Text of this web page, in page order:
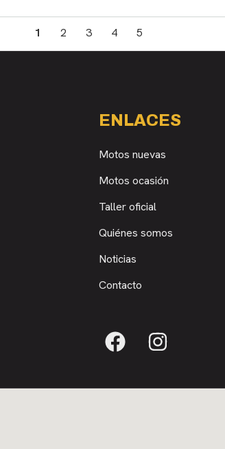
1 2 3 4 5
ENLACES
Motos nuevas
Motos ocasión
Taller oficial
Quiénes somos
Noticias
Contacto